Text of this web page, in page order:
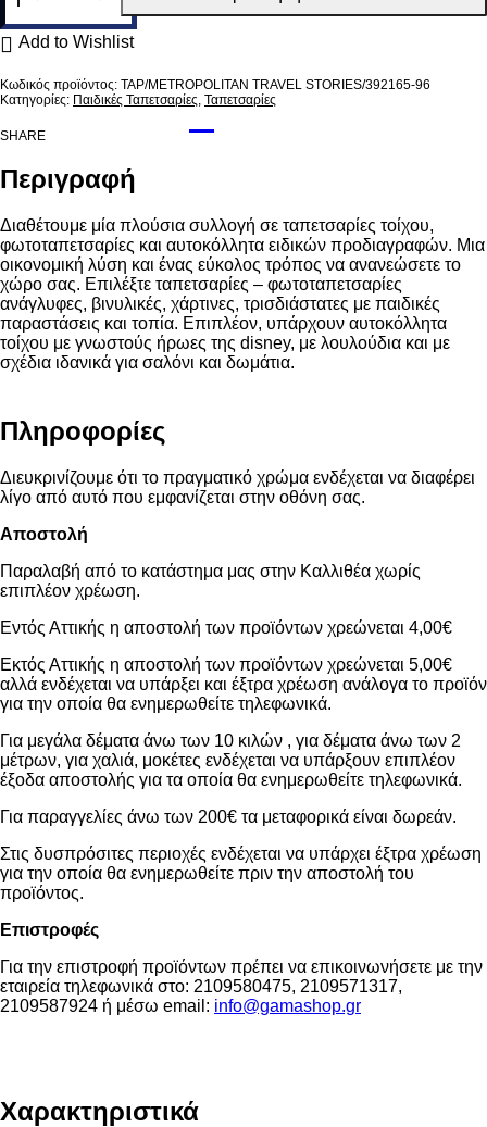
μονόχρωμη
392165/96
ποσότητα
Add to Wishlist
TAP/METROPOLITAN TRAVEL STORIES/392165-96
Κατηγορίες: Παιδικές Ταπετσαρίες, Ταπετσαρίες
SHARE
Περιγραφή
Διαθέτουμε μία πλούσια συλλογή σε ταπετσαρίες τοίχου,
φωτοταπετσαρίες και αυτοκόλλητα ειδικών προδιαγραφών. Μια
οικονομική λύση και ένας εύκολος τρόπος να ανανεώσετε το
χώρο σας. Επιλέξτε ταπετσαρίες – φωτοταπετσαρίες
ανάγλυφες, βινυλικές, χάρτινες, τρισδιάστατες με παιδικές
παραστάσεις και τοπία. Επιπλέον, υπάρχουν αυτοκόλλητα
τοίχου με γνωστούς ήρωες της disney, με λουλούδια και με
σχέδια ιδανικά για σαλόνι και δωμάτια.
Πληροφορίες
Διευκρινίζουμε ότι το πραγματικό χρώμα ενδέχεται να διαφέρει
λίγο από αυτό που εμφανίζεται στην οθόνη σας.
Αποστολή
Παραλαβή από το κατάστημα μας στην Καλλιθέα χωρίς
επιπλέον χρέωση.
Εντός Αττικής η αποστολή των προϊόντων χρεώνεται 4,00€
Εκτός Αττικής η αποστολή των προϊόντων χρεώνεται 5,00€
αλλά ενδέχεται να υπάρξει και έξτρα χρέωση ανάλογα το προϊόν
για την οποία θα ενημερωθείτε τηλεφωνικά.
Για μεγάλα δέματα άνω των 10 κιλών , για δέματα άνω των 2
μέτρων, για χαλιά, μοκέτες ενδέχεται να υπάρξουν επιπλέον
έξοδα αποστολής για τα οποία θα ενημερωθείτε τηλεφωνικά.
Για παραγγελίες άνω των 200€ τα μεταφορικά είναι δωρεάν.
Στις δυσπρόσιτες περιοχές ενδέχεται να υπάρχει έξτρα χρέωση
για την οποία θα ενημερωθείτε πριν την αποστολή του
προϊόντος.
Επιστροφές
Για την επιστροφή προϊόντων πρέπει να επικοινωνήσετε με την
εταιρεία τηλεφωνικά στο: 2109580475, 2109571317,
2109587924 ή μέσω email: info@gamashop.gr
Χαρακτηριστικά